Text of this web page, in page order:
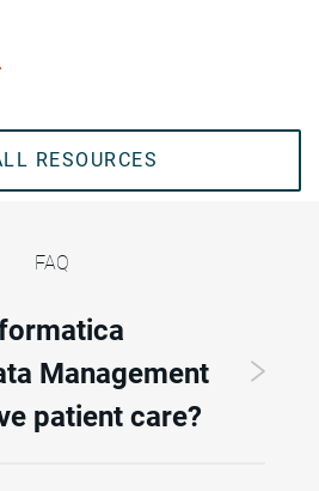
RESOURCES
FAQ
Management
patient care?